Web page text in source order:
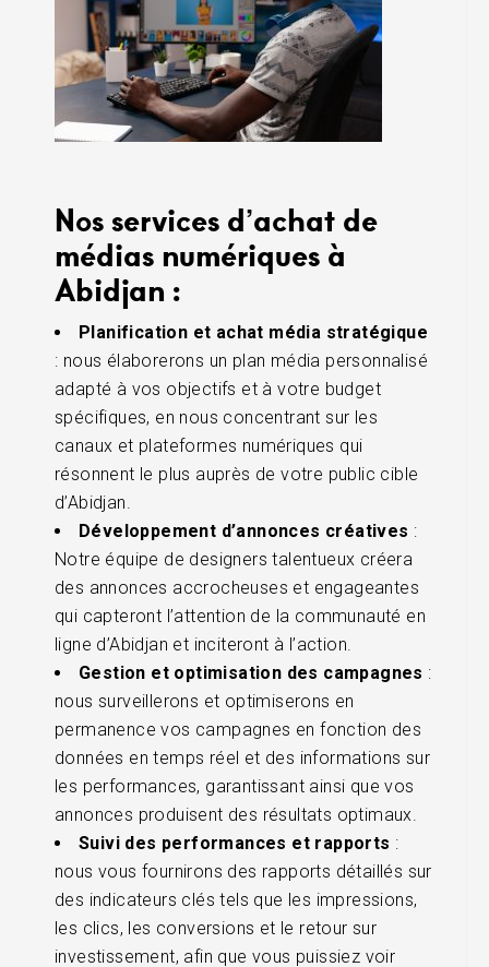
Nos services d’achat de
médias numériques à
Abidjan :
Planification et achat média stratégique
: nous élaborerons un plan média personnalisé
adapté à vos objectifs et à votre budget
spécifiques, en nous concentrant sur les
canaux et plateformes numériques qui
résonnent le plus auprès de votre public cible
d’Abidjan.
Développement d’annonces créatives :
Notre équipe de designers talentueux créera
des annonces accrocheuses et engageantes
qui capteront l’attention de la communauté en
ligne d’Abidjan et inciteront à l’action.
Gestion et optimisation des campagnes :
nous surveillerons et optimiserons en
permanence vos campagnes en fonction des
données en temps réel et des informations sur
les performances, garantissant ainsi que vos
annonces produisent des résultats optimaux.
Suivi des performances et rapports :
nous vous fournirons des rapports détaillés sur
des indicateurs clés tels que les impressions,
les clics, les conversions et le retour sur
investissement, afin que vous puissiez voir